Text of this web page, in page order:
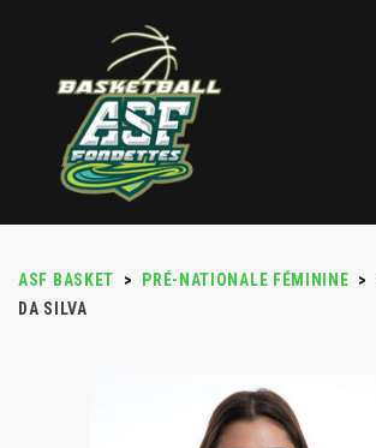
ASF BASKET > PRÉ-NATIONALE FÉMININE >
DA SILVA